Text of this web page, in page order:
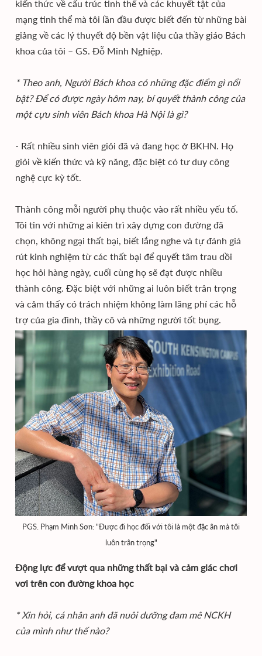
kiến thức về cấu trúc tinh thể và các khuyết tật của
mạng tinh thể mà tôi lần đầu được biết đến từ những bài
giảng về các lý thuyết độ bền vật liệu của thầy giáo Bách
khoa của tôi – GS. Đỗ Minh Nghiệp.
* Theo anh, Người Bách khoa có những đặc điểm gì nổi
bật? Để có được ngày hôm nay, bí quyết thành công của
một cựu sinh viên Bách khoa Hà Nội là gì?
- Rất nhiều sinh viên giỏi đã và đang học ở BKHN. Họ
giỏi về kiến thức và kỹ năng, đặc biệt có tư duy công
nghệ cực kỳ tốt.
Thành công mỗi người phụ thuộc vào rất nhiều yếu tố.
Tôi tin với những ai kiên trì xây dựng con đường đã
chọn, không ngại thất bại, biết lắng nghe và tự đánh giá
rút kinh nghiệm từ các thất bại để quyết tâm trau dồi
học hỏi hàng ngày, cuối cùng họ sẽ đạt được nhiều
thành công. Đặc biệt với những ai luôn biết trân trọng
và cảm thấy có trách nhiệm không làm lãng phí các hỗ
trợ của gia đình, thầy cô và những người tốt bụng.
PGS. Phạm Minh Sơn: "Được đi học đối với tôi là một đặc ân mà tôi
luôn trân trọng"
Động lực để vượt qua những thất bại và cảm giác chơi
vơi trên con đường khoa học
* Xin hỏi, cá nhân anh đã nuôi dưỡng đam mê NCKH
của mình như thế nào?